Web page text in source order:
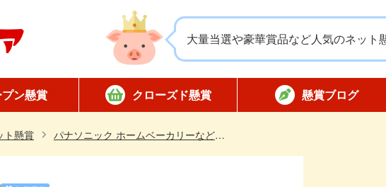
大量当選や豪華賞品など人気のネット
ン懸賞
募
募
クローズド懸賞
全国版懸賞
対象店舗限定
懸賞ハガキ
懸賞ブログ
ト懸賞 パナソニック ホームベーカリーなどが500名様に当たる！ネオパンレシピ総選挙